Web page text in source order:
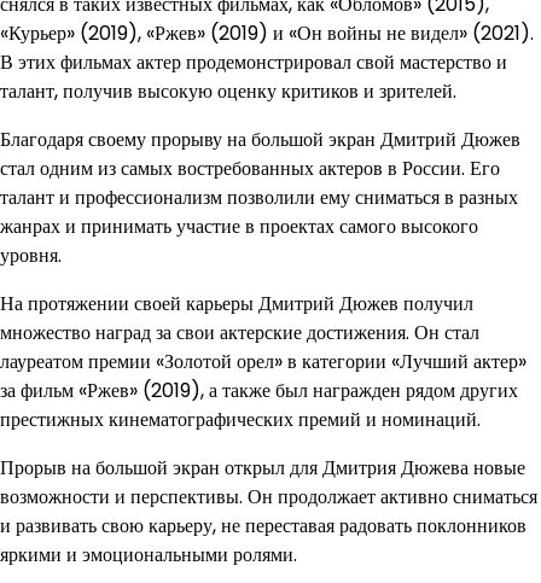
«Курьер» (2019), «Ржев» (2019) и «Он войны не видел» (2021).
В этих фильмах актер продемонстрировал свой мастерство и
талант, получив высокую оценку критиков и зрителей.
Благодаря своему прорыву на большой экран Дмитрий Дюжев
стал одним из самых востребованных актеров в России. Его
талант и профессионализм позволили ему сниматься в разных
жанрах и принимать участие в проектах самого высокого
уровня.
На протяжении своей карьеры Дмитрий Дюжев получил
множество наград за свои актерские достижения. Он стал
лауреатом премии «Золотой орел» в категории «Лучший актер»
за фильм «Ржев» (2019), а также был награжден рядом других
престижных кинематографических премий и номинаций.
Прорыв на большой экран открыл для Дмитрия Дюжева новые
возможности и перспективы. Он продолжает активно сниматься
и развивать свою карьеру, не переставая радовать поклонников
яркими и эмоциональными ролями.